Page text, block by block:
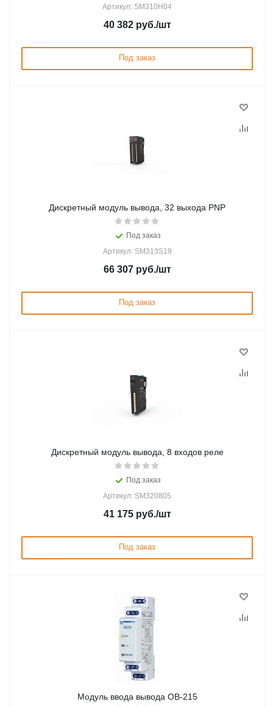
Артикул: SM310H04
40 382руб./шт
Под заказ
Дискретный модуль вывода, 32 выхода PNP
Под заказ
Артикул: SM313S19
66 307руб./шт
Под заказ
Дискретный модуль вывода, 8 входов реле
Под заказ
Артикул: SM320805
41 175руб./шт
Под заказ
Модуль ввода вывода ОВ-215